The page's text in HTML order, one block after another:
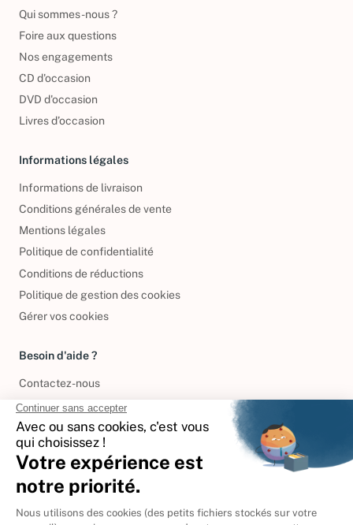
Qui sommes-nous ?
Foire aux questions
Nos engagements
CD d'occasion
DVD d'occasion
Livres d’occasion
Informations légales
Informations de livraison
Conditions générales de vente
Mentions légales
Politique de confidentialité
Conditions de réductions
Politique de gestion des cookies
Gérer vos cookies
Besoin d'aide ?
Contactez-nous
International
🇪🇸Espagne